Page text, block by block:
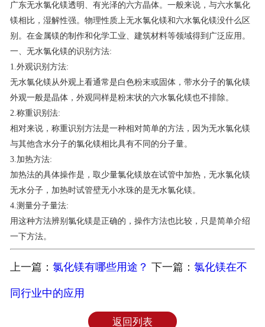
行业动态
联系我们
广东无水氯化镁透明、有光泽的六方晶体。一般来说，与六水氯化
镁相比，湿解性强。物理性质上无水氯化镁和六水氯化镁没什么区
别。在金属镁的制作和化学工业、建筑材料等领域得到广泛应用。
一、无水氯化镁的识别方法:
1.外观识别方法:
无水氯化镁从外观上看通常是白色粉末或固体，带水分子的氯化镁
外观一般是晶体，外观同样是粉末状的六水氯化镁也不排除。
2.称重识别法:
相对来说，称重识别方法是一种相对简单的方法，因为无水氯化镁
与其他含水分子的氯化镁相比具有不同的分子量。
3.加热方法:
加热法的具体操作是，取少量氯化镁放在试管中加热，无水氯化镁
无水分子，加热时试管壁无小水珠的是无水氯化镁。
4.测量分子量法:
用这种方法辨别氯化镁是正确的，操作方法也比较，只是简单介绍
一下方法。
上一篇： 氯化镁有哪些用途？ 下一篇： 氯化镁在不
同行业中的应用
返回列表